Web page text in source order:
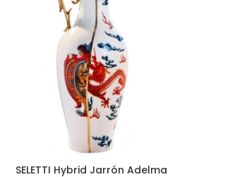
LEER MÁS
SELETTI Hybrid Jarrón Adelma